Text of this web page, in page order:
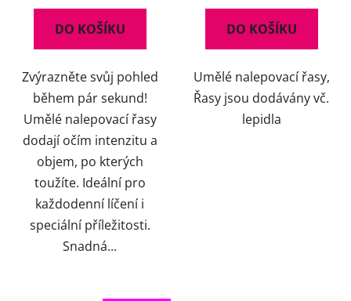
DO KOŠÍKU
Zvýrazněte svůj pohled
během pár sekund!
Umělé nalepovací řasy
dodají očím intenzitu a
objem, po kterých
toužíte. Ideální pro
každodenní líčení i
speciální příležitosti.
Snadná...
DO KOŠÍKU
Umělé nalepovací řasy,
Řasy jsou dodávány vč.
lepidla